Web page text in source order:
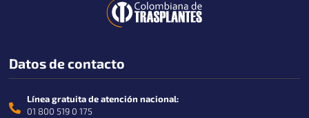
Datos de contacto
Línea gratuita de atención nacional:
01 800 519 0 175